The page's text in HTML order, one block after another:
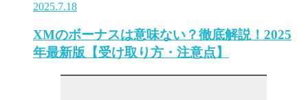
2025.7.18
XMのボーナスは意味ない？徹底解説！2025
年最新版【受け取り方・注意点】